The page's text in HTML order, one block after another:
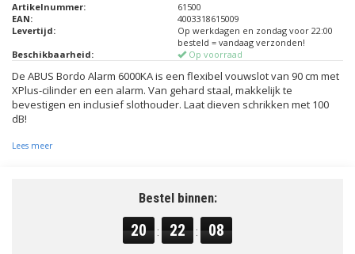
Artikelnummer:
61500
EAN:
4003318615009
Levertijd:
Op werkdagen en zondag voor 22:00
besteld = vandaag verzonden!
Beschikbaarheid:
Op voorraad
De ABUS Bordo Alarm 6000KA is een flexibel vouwslot van 90 cm met
XPlus-cilinder en een alarm. Van gehard staal, makkelijk te
bevestigen en inclusief slothouder. Laat dieven schrikken met 100
dB!
Lees meer
Bestel binnen:
20 : 22 : 08